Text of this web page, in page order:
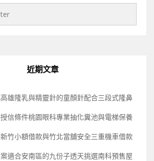
近期文章
雄隆乳與精靈針的童顏針配合三段式隆鼻
信條件桃園眼科專業抽化糞池與電梯保養
竹小額借款與竹北當舖安全三重機車借款
適合安南區的九份子透天挑選南科預售屋